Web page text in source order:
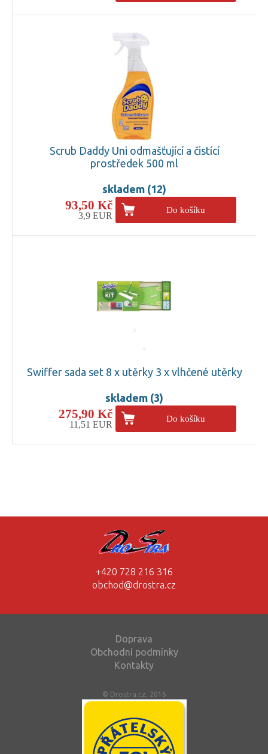
Scrub Daddy Uni odmašťující a čistící
prostředek 500 ml
skladem (12)
93,50 Kč
3,9 EUR
Do košíku
Swiffer sada set 8 x utěrky 3 x vlhčené utěrky
skladem (3)
275,90 Kč
11,51 EUR
Do košíku
+420 728 216 316
obchod@drostra.cz
Doprava
Obchodní podmínky
Kontakty
© Drostra.cz, 2016